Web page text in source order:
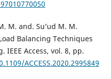
M. and. Su’ud M. M.
Balancing Techniques
Access, vol. 8, pp.
ACCESS.2020.2995849